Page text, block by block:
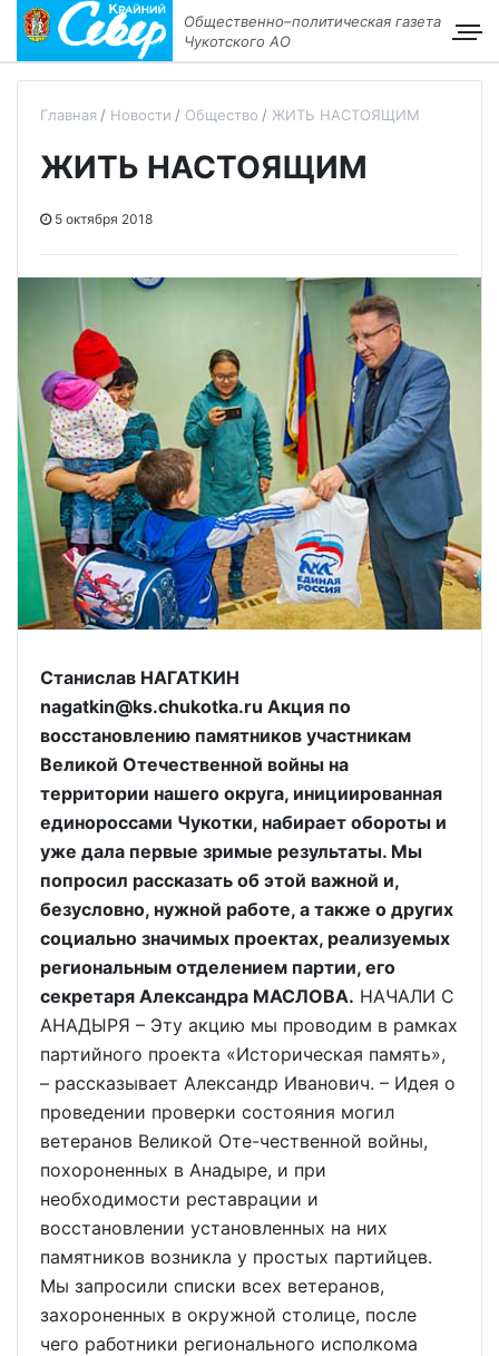
Общественно–политическая газета
Чукотского АО
Главная Новости Общество ЖИТЬ НАСТОЯЩИМ
ЖИТЬ НАСТОЯЩИМ
5 октября 2018
Станислав НАГАТКИН
nagatkin@ks.chukotka.ru Акция по
восстановлению памятников участникам
Великой Отечественной войны на
территории нашего округа, инициированная
единороссами Чукотки, набирает обороты и
уже дала первые зримые результаты. Мы
попросил рассказать об этой важной и,
безусловно, нужной работе, а также о других
социально значимых проектах, реализуемых
региональным отделением партии, его
секретаря Александра МАСЛОВА. НАЧАЛИ С
АНАДЫРЯ – Эту акцию мы проводим в рамках
партийного проекта «Историческая память»,
– рассказывает Александр Иванович. – Идея о
проведении проверки состояния могил
ветеранов Великой Оте-чественной войны,
похороненных в Анадыре, и при
необходимости реставрации и
восстановлении установленных на них
памятников возникла у простых партийцев.
Мы запросили списки всех ветеранов,
захороненных в окружной столице, после
чего работники регионального исполкома